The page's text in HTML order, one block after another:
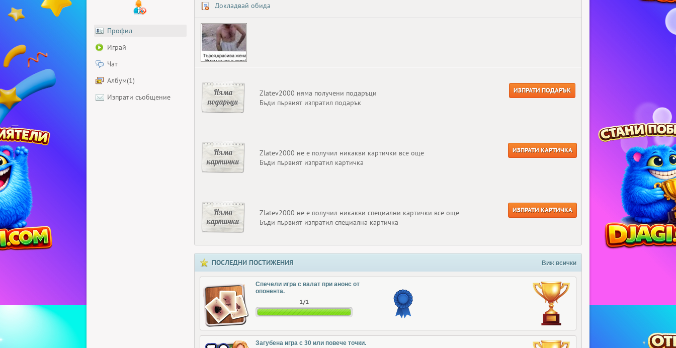
Профил
Играй
Чат
Албум(1)
Изпрати съобщение
Докладвай обида
Няма
подаръци
Zlatev2000 няма получени подаръци
Бъди първият изпратил подарък
ИЗПРАТИ ПОДАРЪК
Няма
картички
Zlatev2000 не е получил никакви картички все още
Бъди първият изпратил картичка
ИЗПРАТИ КАРТИЧКА
Няма
картички
Zlatev2000 не е получил никакви специални картички все още
Бъди първият изпратил специална картичка
ИЗПРАТИ КАРТИЧКА
ПОСЛЕДНИ ПОСТИЖЕНИЯ Виж всички
Спечели игра с валат при анонс от
опонента.
1/1
Загубена игра с 30 или повече точки.